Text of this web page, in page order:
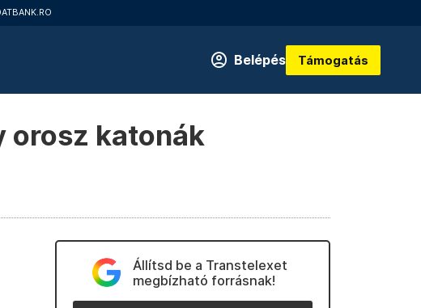
Belépés Támogatás
orosz katonák
Állítsd be a Transtelexet
megbízható forrásnak!